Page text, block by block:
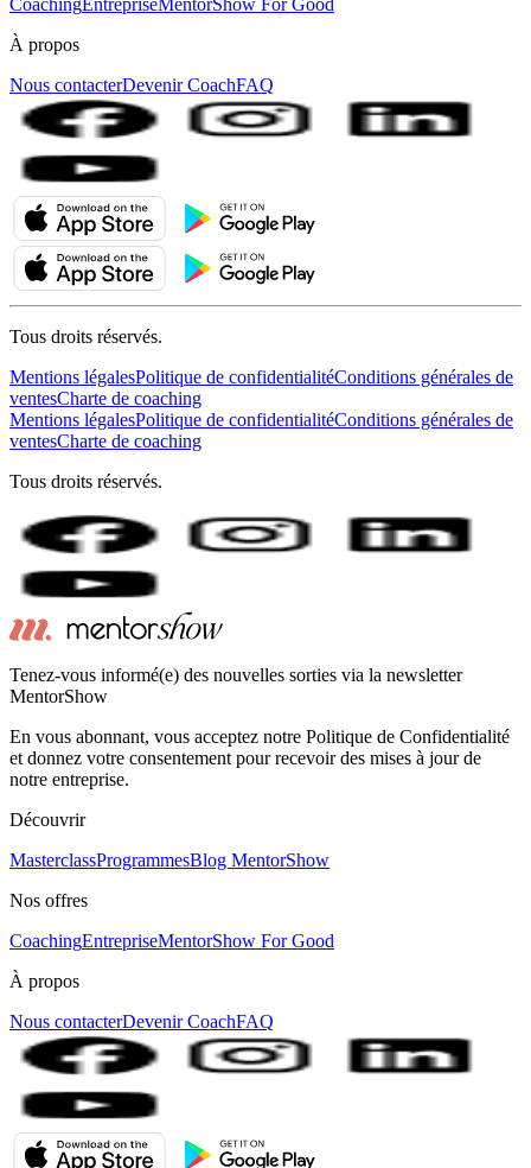
CoachingEntrepriseMentorShow For Good
À propos
Nous contacterDevenir CoachFAQ
Tous droits réservés.
Mentions légalesPolitique de confidentialitéConditions générales de
ventesCharte de coaching
Mentions légalesPolitique de confidentialitéConditions générales de
ventesCharte de coaching
Tous droits réservés.
Tenez-vous informé(e) des nouvelles sorties via la newsletter
MentorShow
En vous abonnant, vous acceptez notre Politique de Confidentialité
et donnez votre consentement pour recevoir des mises à jour de
notre entreprise.
Découvrir
MasterclassProgrammesBlog MentorShow
Nos offres
CoachingEntrepriseMentorShow For Good
À propos
Nous contacterDevenir CoachFAQ